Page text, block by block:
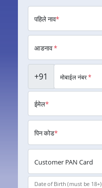
पहिले नाव*
आडनाव*
+91 मोबाईल नंबर*
ईमेल*
पिन कोड*
Customer PAN Card
Date of Birth (must be 18+)